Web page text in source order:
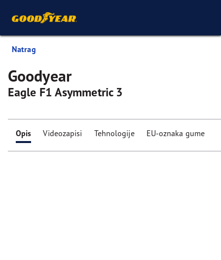
Natrag
Goodyear
Eagle F1 Asymmetric 3
Opis Videozapisi Tehnologije EU-oznaka gume